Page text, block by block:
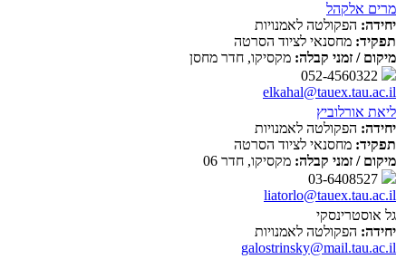
מרים אלקהל
יחידה: הפקולטה לאמנויות
תפקיד: מחסנאי לציוד הסרטה
מיקום / זמני קבלה: מקסיקו, חדר מחסן
elkahal@tauex.tau.ac.il
ליאת אורלוביץ
יחידה: הפקולטה לאמנויות
תפקיד: מחסנאי לציוד הסרטה
מיקום / זמני קבלה: מקסיקו, חדר 06
liatorlo@tauex.tau.ac.il
גל אוסטרינסקי
יחידה: הפקולטה לאמנויות
galostrinsky@mail.tau.ac.il